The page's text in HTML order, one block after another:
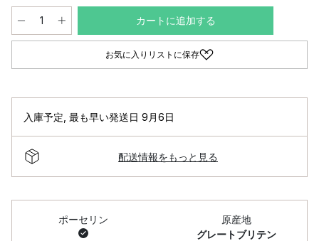
カートに追加する
お気に入りリストに保存
入庫予定 最も早い発送日 9月6日
配送情報をもっと見る
ポーセリン
原産地
グレートブリテン